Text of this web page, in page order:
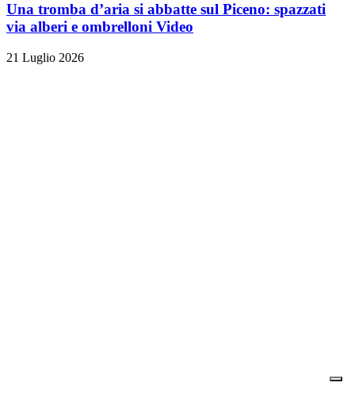
Una tromba d’aria si abbatte sul Piceno: spazzati
via alberi e ombrelloni Video
21 Luglio 2026